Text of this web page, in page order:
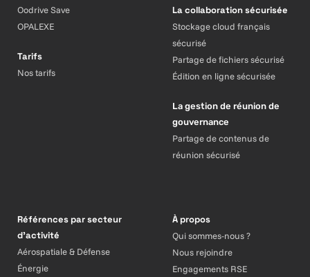
Oodrive Save
OPALEXE
Tarifs
Nos tarifs
La collaboration sécurisée
Stockage cloud français
sécurisé
Partage de fichiers sécurisé
Édition en ligne sécurisée
La gestion de réunion de
gouvernance
Partage de contenus de
réunion sécurisé
Références par secteur
d’activité
Aérospatiale & Défense
Énergie
À propos
Qui sommes-nous ?
Nous rejoindre
Engagements RSE